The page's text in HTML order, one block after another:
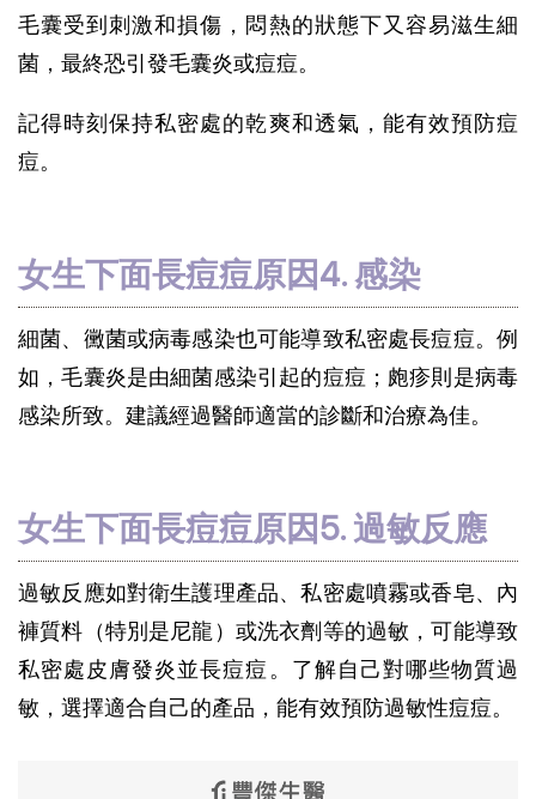
毛囊受到刺激和損傷，悶熱的狀態下又容易滋生細
菌，最終恐引發毛囊炎或痘痘。
記得時刻保持私密處的乾爽和透氣，能有效預防痘
痘。
女生下面長痘痘原因4. 感染
細菌、黴菌或病毒感染也可能導致私密處長痘痘。例
如，毛囊炎是由細菌感染引起的痘痘；皰疹則是病毒
感染所致。建議經過醫師適當的診斷和治療為佳。
女生下面長痘痘原因5. 過敏反應
過敏反應如對衛生護理產品、私密處噴霧或香皂、內
褲質料（特別是尼龍）或洗衣劑等的過敏，可能導致
私密處皮膚發炎並長痘痘。了解自己對哪些物質過
敏，選擇適合自己的產品，能有效預防過敏性痘痘。